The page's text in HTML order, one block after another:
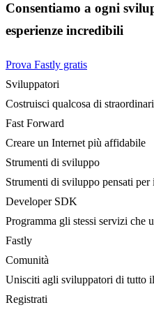
Consentiamo a ogni
esperienze incredibili
Prova Fastly gratis
Sviluppatori
Costruisci qualcosa di
Fast Forward
Creare un Internet più affidabile
Strumenti di sviluppo
Strumenti di sviluppo pensati
Developer SDK
Programma gli stessi servizi che
Fastly
Comunità
Unisciti agli sviluppatori di tutto
Registrati